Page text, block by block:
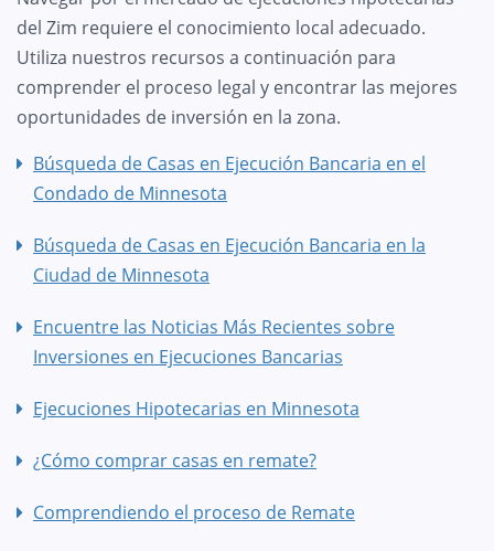
del Zim requiere el conocimiento local adecuado.
Utiliza nuestros recursos a continuación para
comprender el proceso legal y encontrar las mejores
oportunidades de inversión en la zona.
Búsqueda de Casas en Ejecución Bancaria en el
Condado de Minnesota
Búsqueda de Casas en Ejecución Bancaria en la
Ciudad de Minnesota
Encuentre las Noticias Más Recientes sobre
Inversiones en Ejecuciones Bancarias
Ejecuciones Hipotecarias en Minnesota
¿Cómo comprar casas en remate?
Comprendiendo el proceso de Remate